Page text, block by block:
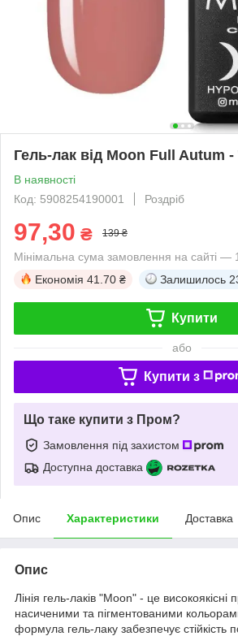
Гель-лак від Moon Full Autum
В наявності
Код: 5908254190001
Роздріб
97,30 ₴ 139 ₴
Мінімальна сума замовлення на сайті —
Економія 41.70 ₴ Залишилось
Купити
або
Купити з
Що таке купити з Пром?
Замовлення під захистом
Доступна доставка
Опис Характеристики Доставка
Опис
Лінія гель-лаків "Moon" - це високоякісні
насиченими та пігментованими
формула гель-лаку забезпечує стійкість